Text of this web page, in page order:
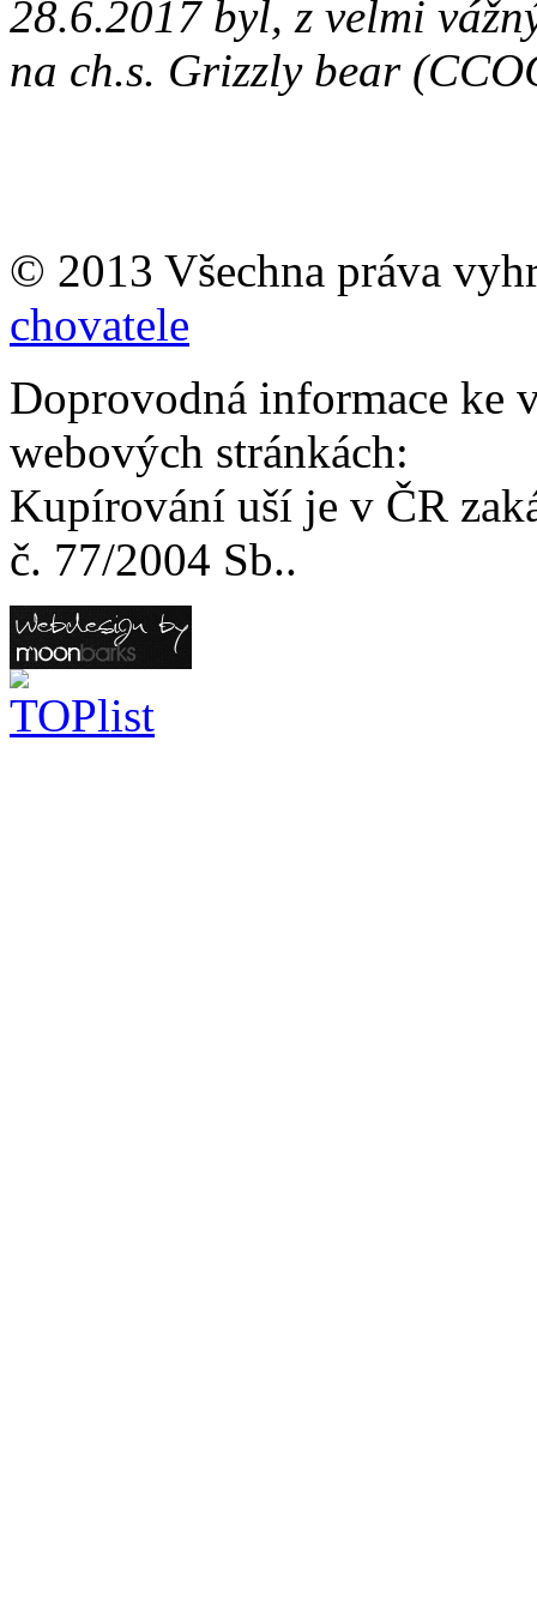
28.6.2017 byl, z velmi
na ch.s. Grizzly bear
© 2013 Všechna práva
chovatele
Doprovodná informace ke
webových stránkách:
Kupírování uší je v ČR
č. 77/2004 Sb..